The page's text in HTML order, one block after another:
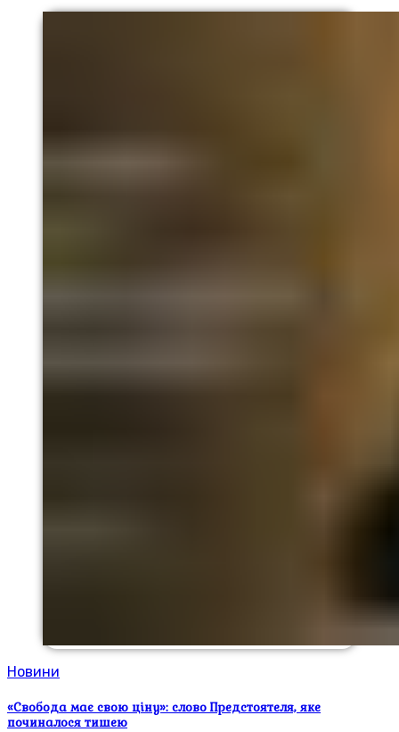
Новини
«Свобода має свою ціну»: слово Предстоятеля, яке
починалося тишею